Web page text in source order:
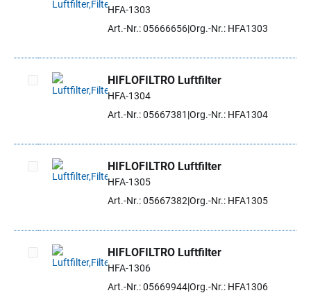
Artikel auswählen
HFA-1303
Art.-Nr.: 05666656Org.-Nr.: HFA1303
Artikel auswählen
HIFLOFILTRO Luftfilter
HFA-1304
Art.-Nr.: 05667381 Org.-Nr.: HFA1304
Artikel auswählen
HIFLOFILTRO Luftfilter
HFA-1305
Art.-Nr.: 05667382 Org.-Nr.: HFA1305
Artikel auswählen
HIFLOFILTRO Luftfilter
HFA-1306
Art.-Nr.: 05669944Org.-Nr.: HFA1306